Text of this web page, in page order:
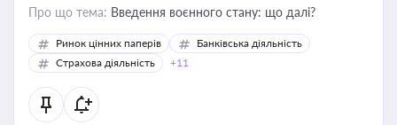
Про що тема: Введення воєнного стану: що далі?
Ринок цінних паперів
Банківська діяльність
Страхова діяльність
+11